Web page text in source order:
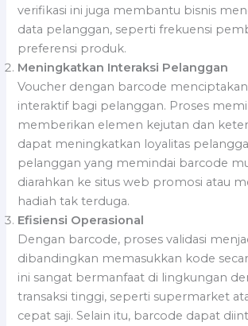
verifikasi ini juga membantu bisnis
data pelanggan, seperti frekuensi
preferensi produk.
Meningkatkan Interaksi Pelanggan
Voucher dengan barcode
interaktif bagi pelanggan. Proses
memberikan elemen kejutan dan
dapat meningkatkan loyalitas
pelanggan yang memindai barcode
diarahkan ke situs web promosi atau
hadiah tak terduga.
Efisiensi Operasional
Dengan barcode, proses validasi
dibandingkan memasukkan kode
ini sangat bermanfaat di lingkungan
transaksi tinggi, seperti supermarket
cepat saji. Selain itu, barcode dapat